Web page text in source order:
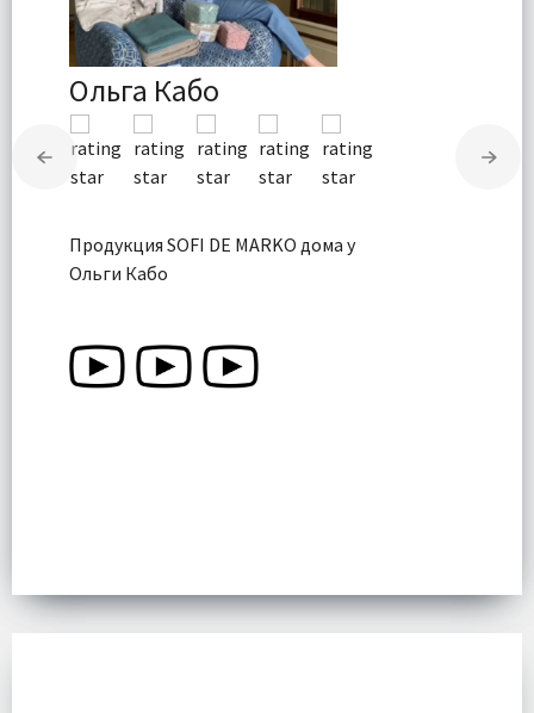
Ольга Кабо
Продукция SOFI DE MARKO дома у
Ольги Кабо